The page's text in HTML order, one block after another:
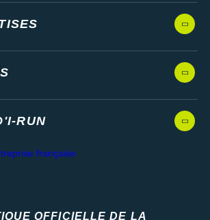
RUN
OFFICIELLE DE LA